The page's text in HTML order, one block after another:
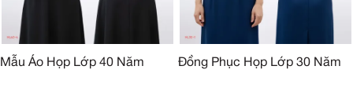
Mẫu Áo Họp Lớp 40 Năm Đồng Phục Họp Lớp 30 Năm